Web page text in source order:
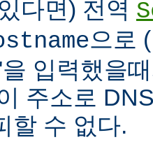
다면) 전역
으로
입력했을
주소로
할 수 없다.